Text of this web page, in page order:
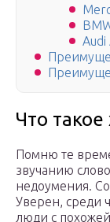
Audi
Что такое
Помню те
звучанию
недоумения.
Уверен, среди
люди с